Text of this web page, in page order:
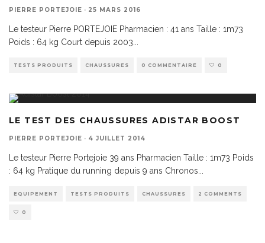
PIERRE PORTEJOIE · 25 MARS 2016
Le testeur Pierre PORTEJOIE Pharmacien : 41 ans Taille : 1m73
Poids : 64 kg Court depuis 2003
TESTS PRODUITS CHAUSSURES 0 COMMENTAIRE 0
LE TEST DES CHAUSSURES ADISTAR BOOST
PIERRE PORTEJOIE · 4 JUILLET 2014
Le testeur Pierre Portejoie 39 ans Pharmacien Taille : 1m73 Poids
: 64 kg Pratique du running depuis 9 ans Chronos
EQUIPEMENT TESTS PRODUITS CHAUSSURES 2 COMMENTS
0